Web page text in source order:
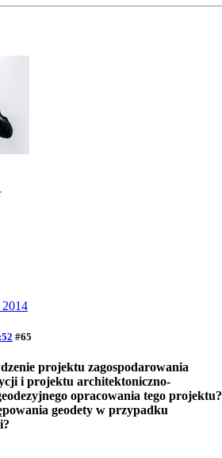
#65
projektu zagospodarowania
i projektu architektoniczno-
opracowania tego projektu?
geodety w przypadku